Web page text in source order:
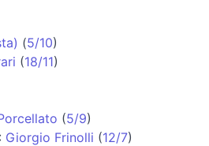
(5/10)
(18/11)
(5/9)
: Giorgio Frinolli (12/7)